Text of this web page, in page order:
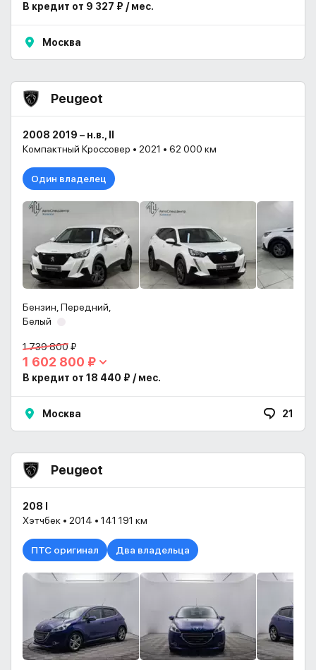
В кредит от 9 327 ₽ / мес.
Москва
Peugeot
2008 2019 – н.в., II
Компактный Кроссовер • 2021 • 62 000 км
Один владелец
Бензин, Передний,
Белый
1 739 800 ₽
1 602 800 ₽
В кредит от 18 440 ₽ / мес.
Москва 21
Peugeot
208 I
Хэтчбек • 2014 • 141 191 км
ПТС оригинал Два владельца